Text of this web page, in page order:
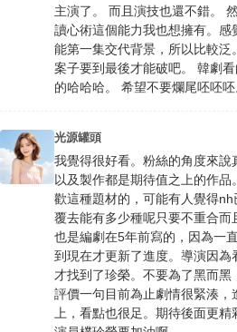
主演了。 而且演技也還不錯。
讀心術這個能力我也想擁有。
能第一集交代背景，所以比較泛
案子要到最後才能破吧。 韓劇
的哈哈哈。 希望不要爛尾呸呸呸
光源罐頭
我覺得很好看。粉絲的角度來說
以及製作都是期待值之上的作
歡這種題材的，可能有人覺得
覆去能有多少種呢只要不重合而
也是編劇在5年前寫的，因為一
到現在才更新了進度。導演因為
才找到了珍榮。不要為了黑而
評價一句目前為止劇情很緊湊，
上，看點也很足。期待後面更